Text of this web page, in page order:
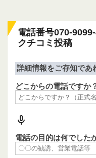
電話番号070-
クチコミ投稿
詳細情報をご存知であ
どこからの電話ですか
電話の目的は何でした